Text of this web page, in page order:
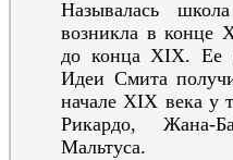
Называлась
возникла в конце
до конца XIX.Ее
Идеи Смита
начале XIX века у
Рикардо, Жана-
Мальтуса.